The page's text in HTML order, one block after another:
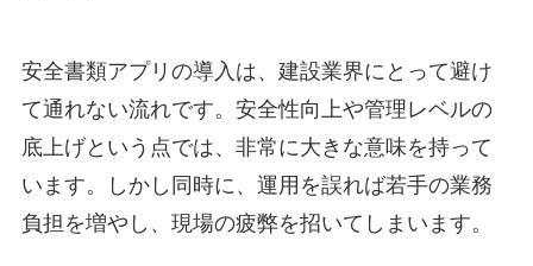
安全書類アプリの導入は、建設業界にとって避け
て通れない流れです。安全性向上や管理レベルの
底上げという点では、非常に大きな意味を持って
います。しかし同時に、運用を誤れば若手の業務
負担を増やし、現場の疲弊を招いてしまいます。